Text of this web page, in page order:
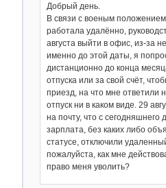
Добрый день.
В связи с военым положением
работала удалённо,
августа выйти в офис, из-за
именно до этой даты, я
дистанционно до конца
отпуска или за свой счёт,
приезд, на что мне ответили
отпуск ни в каком виде. 29
на почту, что с сегодняшнего
зарплата, без каких либо
статусе, отключили
пожалуйста, как мне
право меня уволить?